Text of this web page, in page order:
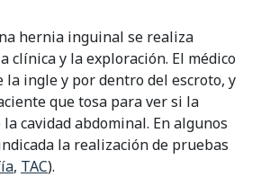
hernia inguinal se realiza
clínica y la exploración. El médico
la ingle y por dentro del escroto, y
que tosa para ver si la
cavidad abdominal. En algunos
la realización de pruebas
, TAC).